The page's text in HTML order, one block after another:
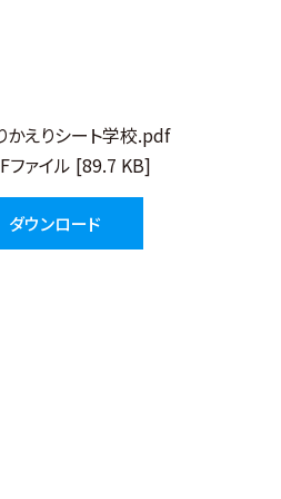
かえりシート学校.pdf
ファイル [89.7 KB]
ダウンロード